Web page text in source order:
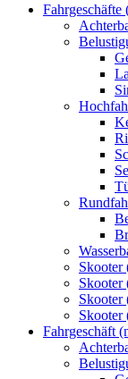
Skooter
Skooter
Skooter
Skooter
Fahrgeschäft